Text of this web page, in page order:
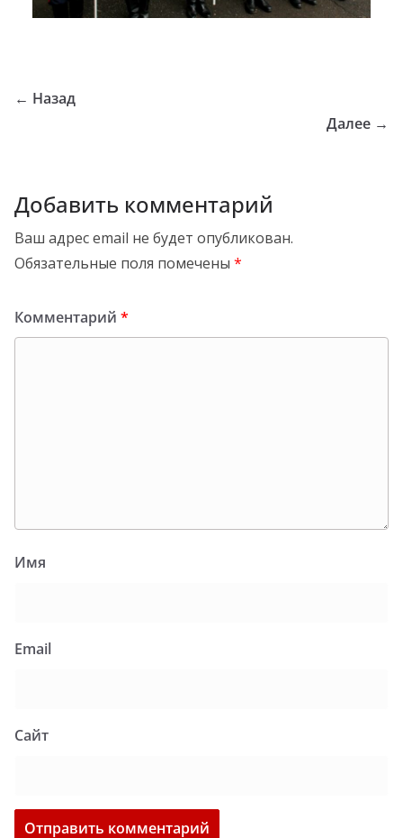
← Назад
Далее →
Добавить комментарий
Ваш адрес email не будет опубликован.
Обязательные поля помечены *
Комментарий *
Имя
Email
Сайт